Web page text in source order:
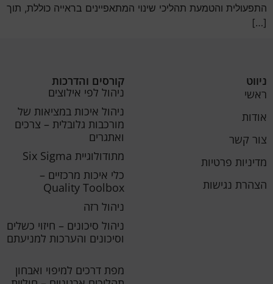
התפעולית והטמעת תהליכי שינוי המתאפיינים בראייה כוללת, תוך
[…]
ניווט
ראשי
אודות
צור קשר
מדיניות פרטיות
הצהרת נגישות
קורסים והדרכות
ניהול לפי אילוצים
ניהול איכות במציאות של
מורכבות גלובלית – צרכים
ואתגרים
מתודולוגיית Six Sigma
כלי איכות מרכזיים –
Quality Toolbox
ניהול רזה
ניהול סיכונים – חיזוי כשלים
וסיכונים והערכות למניעתם
מפת דרכים למיפוי ואבחון